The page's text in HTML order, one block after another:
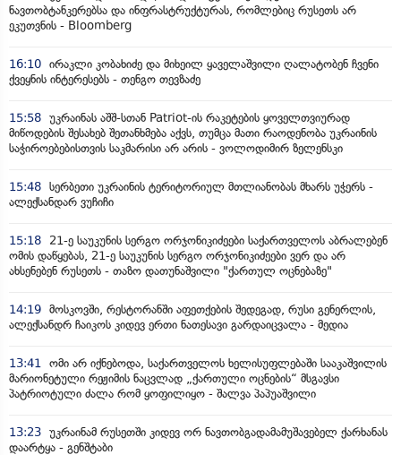
ნავთობტანკერებსა და ინფრასტრუქტურას, რომლებიც რუსეთს არ
ეკუთვნის - Bloomberg
16:10 ირაკლი კობახიძე და მიხეილ ყაველაშვილი ღალატობენ ჩვენი
ქვეყნის ინტერესებს - თენგო თევზაძე
15:58 უკრაინას აშშ-სთან Patriot-ის რაკეტების ყოველთვიურად
მიწოდების შესახებ შეთანხმება აქვს, თუმცა მათი რაოდენობა უკრაინის
საჭიროებებისთვის საკმარისი არ არის - ვოლოდიმირ ზელენსკი
15:48 სერბეთი უკრაინის ტერიტორიულ მთლიანობას მხარს უჭერს -
ალექსანდარ ვუჩიჩი
15:18
21-ე საუკუნის სერგო ორჯონიკიძეები საქართველოს აბრალებენ
ომის დაწყებას, 21-ე საუკუნის სერგო ორჯონიკიძეები ვერ და არ
ახსენებენ რუსეთს - თაზო დათუნაშვილი "ქართულ ოცნებაზე"
14:19 მოსკოვში, რესტორანში აფეთქების შედეგად, რუსი გენერლის,
ალექსანდრ ჩაიკოს კიდევ ერთი ნათესავი გარდაიცვალა - მედია
13:41
ომი არ იქნებოდა, საქართველოს ხელისუფლებაში სააკაშვილის
მარიონეტული რეჟიმის ნაცვლად „ქართული ოცნების“ მსგავსი
პატრიოტული ძალა რომ ყოფილიყო - შალვა პაპუაშვილი
13:23 უკრაინამ რუსეთში კიდევ ორ ნავთობგადამამუშავებელ ქარხანას
დაარტყა - გენშტაბი